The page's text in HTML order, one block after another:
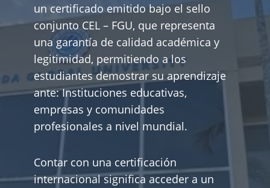
un certificado emitido bajo el sello
conjunto CEL – FGU, que representa
una garantía de calidad académica y
legitimidad, permitiendo a los
estudiantes demostrar su aprendizaje
ante: Instituciones educativas,
empresas y comunidades
profesionales a nivel mundial.
Contar con una certificación
internacional significa acceder a un